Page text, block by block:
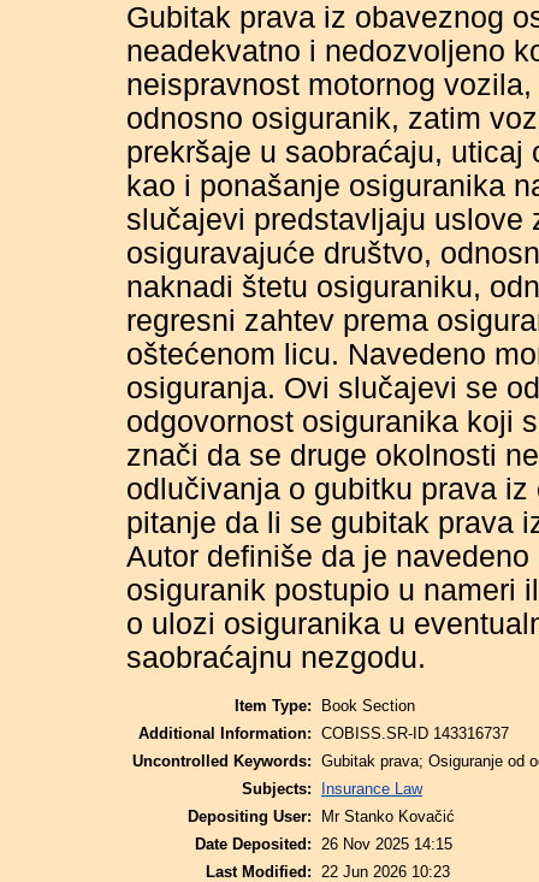
Gubitak prava iz obaveznog
neadekvatno i nedozvoljeno
neispravnost motornog
odnosno osiguranik, zatim
prekršaje u saobraćaju, uticaj
kao i ponašanje osiguranika
slučajevi predstavljaju uslove
osiguravajuće društvo,
naknadi štetu osiguraniku,
regresni zahtev prema
oštećenom licu. Navedeno
osiguranja. Ovi slučajevi se
odgovornost osiguranika koji
znači da se druge okolnosti
odlučivanja o gubitku prava
pitanje da li se gubitak prava
Autor definiše da je
osiguranik postupio u nameri
o ulozi osiguranika u
saobraćajnu nezgodu.
Item Type:
Book Section
Additional Information: COBISS.SR-ID 143316737
Uncontrolled Keywords: Gubitak prava; Osiguranje od
Subjects:
Insurance Law
Depositing User:
Mr Stanko Kovačić
Date Deposited:
26 Nov 2025 14:15
Last Modified:
22 Jun 2026 10:23